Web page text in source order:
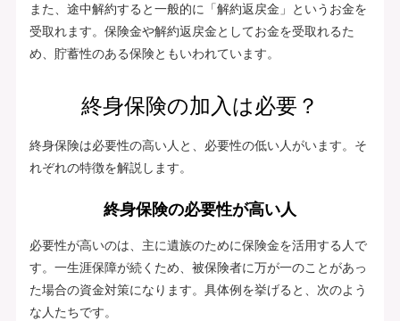
また、途中解約すると一般的に「解約返戻金」というお金を
受取れます。保険金や解約返戻金としてお金を受取れるた
め、貯蓄性のある保険ともいわれています。
終身保険の加入は必要？
終身保険は必要性の高い人と、必要性の低い人がいます。そ
れぞれの特徴を解説します。
終身保険の必要性が高い人
必要性が高いのは、主に遺族のために保険金を活用する人で
す。一生涯保障が続くため、被保険者に万が一のことがあっ
た場合の資金対策になります。具体例を挙げると、次のよう
な人たちです。